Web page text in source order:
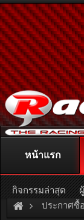
ติดต่อลงโฆษณา
หรือ
ประกาศซื้
หน้าแรก
กิจกรรมล่าสุด